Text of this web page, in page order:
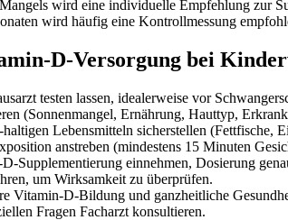
wird eine individuelle Empfehlung zur
wird häufig eine Kontrollmessung
D-Versorgung bei
testen lassen, idealerweise vor
(Sonnenmangel, Ernährung, Hauttyp,
Lebensmitteln sicherstellen (Fettfische,
anstreben (mindestens 15 Minuten
Supplementierung einnehmen, Dosierung
um Wirksamkeit zu überprüfen.
Vitamin-D-Bildung und ganzheitliche
Fragen Facharzt konsultieren.